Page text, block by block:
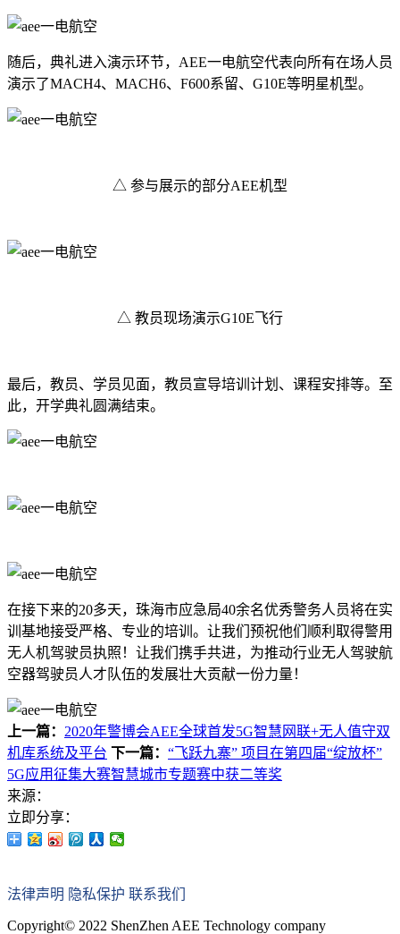
随后，典礼进入演示环节，AEE一电航空代表向所有在场人员
演示了MACH4、MACH6、F600系留、G10E等明星机型。
△ 参与展示的部分AEE机型
△ 教员现场演示G10E飞行
最后，教员、学员见面，教员宣导培训计划、课程安排等。至
此，开学典礼圆满结束。
在接下来的20多天，珠海市应急局40余名优秀警务人员将在实
训基地接受严格、专业的培训。让我们预祝他们顺利取得警用
无人机驾驶员执照！让我们携手共进，为推动行业无人驾驶航
空器驾驶员人才队伍的发展壮大贡献一份力量！
上一篇： 2020年警博会AEE全球首发5G智慧网联+无人值守双
机库系统及平台 下一篇： “飞跃九寨” 项目在第四届“绽放杯”
5G应用征集大赛智慧城市专题赛中获二等奖
来源：
立即分享：
法律声明 隐私保护 联系我们
Copyright© 2022 ShenZhen AEE Technology company